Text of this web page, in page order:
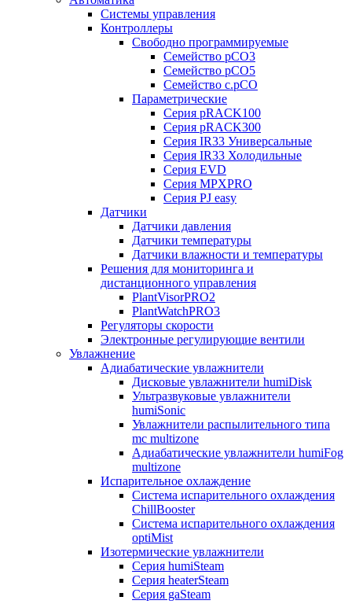
Системы управления
Контроллеры
Свободно программируемые
Семейство pCO3
Семейство pCO5
Семейство c.pCO
Параметрические
Серия pRACK100
Серия pRACK300
Серия IR33 Универсальные
Серия IR33 Холодильные
Серия EVD
Серия MPXPRO
Серия PJ easy
Датчики
Датчики давления
Датчики температуры
Датчики влажности и температуры
Решения для мониторинга и
дистанционного управления
PlantVisorPRO2
PlantWatchPRO3
Регуляторы скорости
Электронные регулирующие вентили
Увлажнение
Адиабатические увлажнители
Дисковые увлажнители humiDisk
Ультразвуковые увлажнители
humiSonic
Увлажнители распылительного типа
mc multizone
Адиабатические увлажнители humiFog
multizone
Испарительное охлаждение
Система испарительного охлаждения
ChillBooster
Система испарительного охлаждения
optiMist
Изотермические увлажнители
Серия humiSteam
Серия heaterSteam
Серия gaSteam